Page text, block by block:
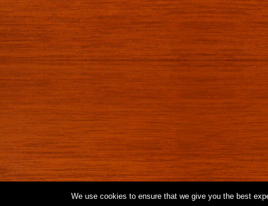
We use cookies to ensure that we give you the best